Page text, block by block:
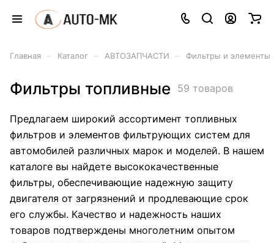
Главная Каталог АВТОЗАПЧАСТИ Фильтры и элементы
Фильтры топливные 59 товаров
Предлагаем широкий ассортимент топливных
фильтров и элементов фильтрующих систем для
автомобилей различных марок и моделей. В нашем
каталоге вы найдете высококачественные
фильтры, обеспечивающие надежную защиту
двигателя от загрязнений и продлевающие срок
его службы. Качество и надежность наших
товаров подтверждены многолетним опытом